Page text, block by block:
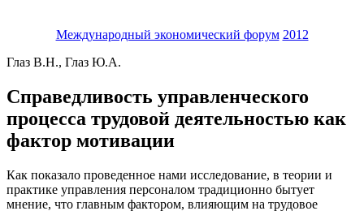
Международный экономический форум 2012
Глаз В.Н., Глаз Ю.А.
Справедливость управленческого
процесса трудовой деятельностью как
фактор мотивации
Как показало проведенное нами исследование, в теории и
практике управления персоналом традиционно бытует
мнение, что главным фактором, влияющим на трудовое